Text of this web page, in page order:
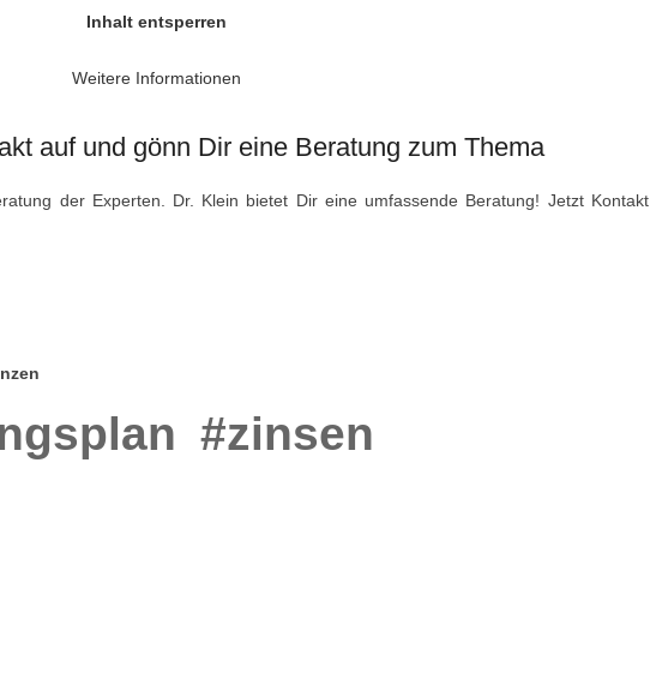
Inhalt entsperren
Weitere Informationen
auf und gönn Dir eine Beratung zum Thema
der Experten. Dr. Klein bietet Dir eine umfassende Beratung! Jetzt Kontakt
#zinsen